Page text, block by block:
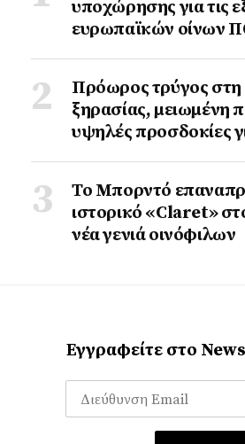
υποχώρησης για τις
ευρωπαϊκών οίνων
Πρόωρος τρύγος στη
ξηρασίας, μειωμένη
υψηλές προσδοκίες
Το Μπορντό
ιστορικό «Claret»
νέα γενιά οινόφιλων
Εγγραφείτε στο